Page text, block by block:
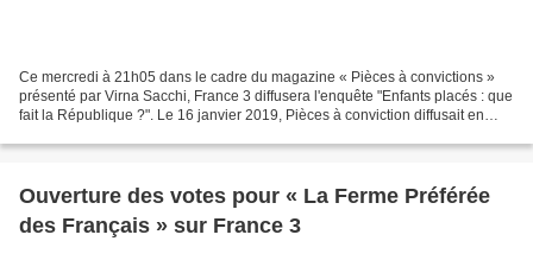
Ce mercredi à 21h05 dans le cadre du magazine « Pièces à convictions »
présenté par Virna Sacchi, France 3 diffusera l'enquête "Enfants placés : que
fait la République ?". Le 16 janvier 2019, Pièces à conviction diffusait en
Ouverture des votes pour « La Ferme Préférée
des Français » sur France 3